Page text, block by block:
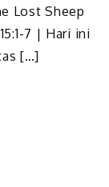
Lost Sheep
7 | Hari ini
[…]